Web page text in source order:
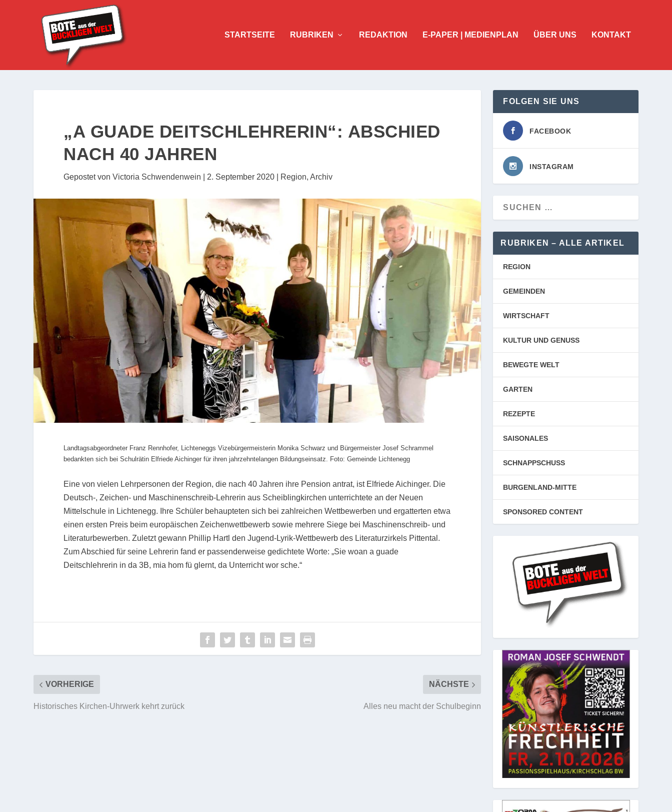
STARTSEITE RUBRIKEN REDAKTION E-PAPER | MEDIENPLAN ÜBER UNS KONTAKT
„A GUADE DEITSCHLEHRERIN“: ABSCHIED
NACH 40 JAHREN
Gepostet vonVictoria Schwendenwein 2. September 2020 Region,Archiv
Landtagsabgeordneter Franz Rennhofer, Lichteneggs Vizebürgermeisterin Monika Schwarz und Bürgermeister Josef Schrammel
bedankten sich bei Schulrätin Elfriede Aichinger für ihren jahrzehntelangen Bildungseinsatz. Foto: Gemeinde Lichtenegg
Eine von vielen Lehrpersonen der Region, die nach 40 Jahren ihre Pension antrat, ist Elfriede Aichinger. Die
Deutsch-, Zeichen- und Maschinenschreib-Lehrerin aus Scheiblingkirchen unterrichtete an der Neuen
Mittelschule in Lichtenegg. Ihre Schüler behaupteten sich bei zahlreichen Wettbewerben und ergatterten etwa
einen ersten Preis beim europäischen Zeichenwettbewerb sowie mehrere Siege bei Maschinenschreib- und
Literaturbewerben. Zuletzt gewann Phillip Hartl den Jugend-Lyrik-Wettbewerb des Literaturzirkels Pittental.
Zum Abschied für seine Lehrerin fand er passenderweise gedichtete Worte: „Sie woan a guade
Deitschlehrerin in da 3B, mia hom fü glernt, da Unterricht wor sche.“
VORHERIGE
Historisches Kirchen-Uhrwerk kehrt zurück
NÄCHSTE
Alles neu macht der Schulbeginn
FOLGEN SIE UNS
FACEBOOK
INSTAGRAM
RUBRIKEN – ALLE ARTIKEL
REGION
GEMEINDEN
WIRTSCHAFT
KULTUR UND GENUSS
BEWEGTE WELT
GARTEN
REZEPTE
SAISONALES
SCHNAPPSCHUSS
BURGENLAND-MITTE
SPONSORED CONTENT